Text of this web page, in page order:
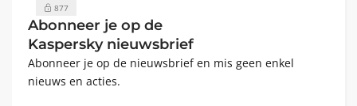
877
Abonneer je op de
Kaspersky nieuwsbrief
Abonneer je op de nieuwsbrief en mis geen enkel
nieuws en acties.